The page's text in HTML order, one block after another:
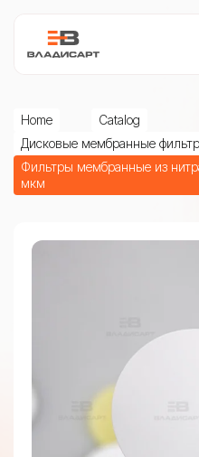
Home
Catalog
Дисковые мембранные
Фильтры мембранные из
мкм